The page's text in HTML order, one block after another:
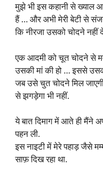
मुझे भी इस कहानी से ख्याल
हैं … और अभी मेरी बेटी से
कि नीरजा उसको चोदने नहीं
एक आदमी को चूत चोदने से
उसकी मां की हो … इससे
जब उसे चुत चोदने मिल जाएगी
से झगड़ेगा भी नहीं.
ये बात दिमाग में आते ही मैंने
पहन ली.
इस नाइटी में मेरे पहाड़ जैसे
साफ़ दिख रहा था.